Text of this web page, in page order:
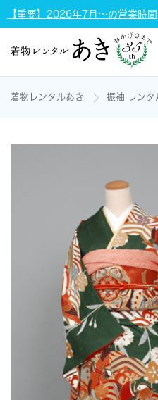
【重要】2026年7月～の営業時間
着物レンタルあき 振袖 レンタ